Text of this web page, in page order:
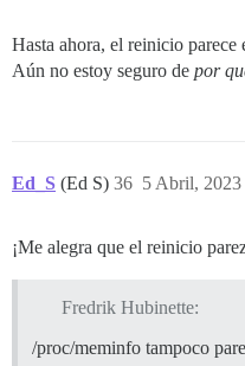
Hasta ahora, el reinicio parece
Aún no estoy seguro de por
Ed_S (Ed S) 5 Abril, 2023
36
¡Me alegra que el reinicio
Fredrik Hubinette:
/proc/meminfo tampoco